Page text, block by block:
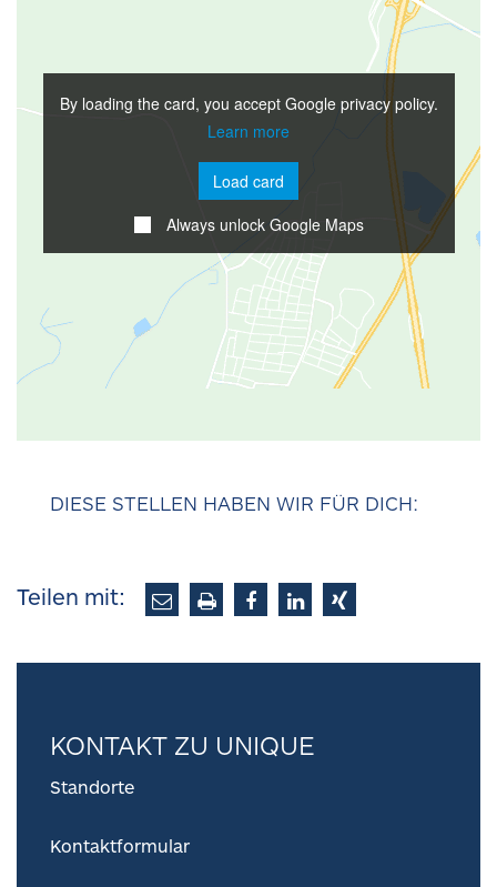
By loading the card, you accept Google privacy policy.
Learn more
Load card
Always unlock Google Maps
DIESE STELLEN HABEN WIR FÜR DICH:
Teilen mit:
KONTAKT ZU UNIQUE
Standorte
Kontaktformular